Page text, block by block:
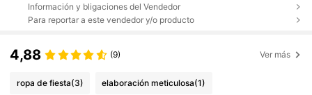
Información y bligaciones del Vendedor
Para reportar a este vendedor y/o producto
4,88 (9) Ver más
ropa de fiesta(3) elaboración meticulosa(1)